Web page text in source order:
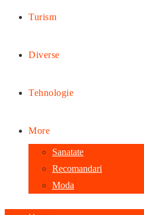
Turism
Diverse
Tehnologie
More
Sanatate
Recomandari
Moda